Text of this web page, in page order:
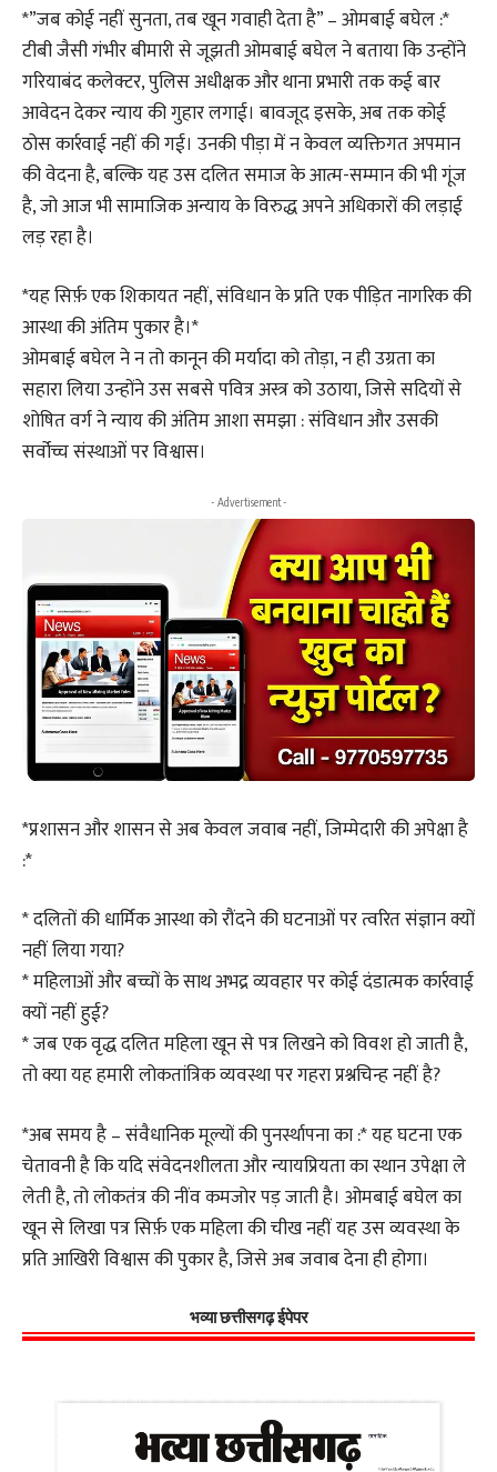
*”जब कोई नहीं सुनता, तब खून गवाही देता है” – ओमबाई बघेल :*
टीबी जैसी गंभीर बीमारी से जूझती ओमबाई बघेल ने बताया कि उन्होंने
गरियाबंद कलेक्टर, पुलिस अधीक्षक और थाना प्रभारी तक कई बार
आवेदन देकर न्याय की गुहार लगाई। बावजूद इसके, अब तक कोई
ठोस कार्रवाई नहीं की गई। उनकी पीड़ा में न केवल व्यक्तिगत अपमान
की वेदना है, बल्कि यह उस दलित समाज के आत्म-सम्मान की भी गूंज
है, जो आज भी सामाजिक अन्याय के विरुद्ध अपने अधिकारों की लड़ाई
लड़ रहा है।
*यह सिर्फ़ एक शिकायत नहीं, संविधान के प्रति एक पीड़ित नागरिक की
आस्था की अंतिम पुकार है।*
ओमबाई बघेल ने न तो कानून की मर्यादा को तोड़ा, न ही उग्रता का
सहारा लिया उन्होंने उस सबसे पवित्र अस्त्र को उठाया, जिसे सदियों से
शोषित वर्ग ने न्याय की अंतिम आशा समझा : संविधान और उसकी
सर्वोच्च संस्थाओं पर विश्वास।
- Advertisement -
*प्रशासन और शासन से अब केवल जवाब नहीं, जिम्मेदारी की अपेक्षा है
:*
* दलितों की धार्मिक आस्था को रौंदने की घटनाओं पर त्वरित संज्ञान क्यों
नहीं लिया गया?
* महिलाओं और बच्चों के साथ अभद्र व्यवहार पर कोई दंडात्मक कार्रवाई
क्यों नहीं हुई?
* जब एक वृद्ध दलित महिला खून से पत्र लिखने को विवश हो जाती है,
तो क्या यह हमारी लोकतांत्रिक व्यवस्था पर गहरा प्रश्नचिन्ह नहीं है?
*अब समय है – संवैधानिक मूल्यों की पुनर्स्थापना का :* यह घटना एक
चेतावनी है कि यदि संवेदनशीलता और न्यायप्रियता का स्थान उपेक्षा ले
लेती है, तो लोकतंत्र की नींव कमजोर पड़ जाती है। ओमबाई बघेल का
खून से लिखा पत्र सिर्फ़ एक महिला की चीख नहीं यह उस व्यवस्था के
प्रति आखिरी विश्वास की पुकार है, जिसे अब जवाब देना ही होगा।
भव्या छत्तीसगढ़ ईपेपर